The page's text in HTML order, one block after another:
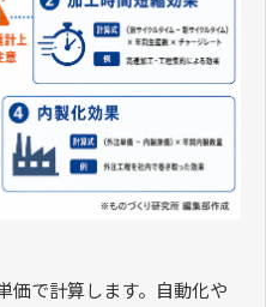
価で計算します。自動化や